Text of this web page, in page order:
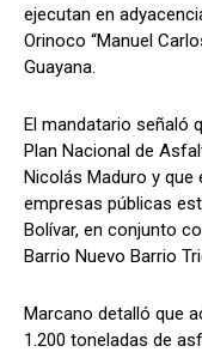
ejecutan en
Orinoco “Manuel
Guayana.
El mandatario señaló
Plan Nacional de
Nicolás Maduro y que
empresas públicas
Bolívar, en conjunto
Barrio Nuevo Barrio
Marcano detalló que
1.200 toneladas de